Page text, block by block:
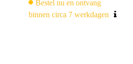
Bestel nu en ontvang
binnen circa 7 werkdagen